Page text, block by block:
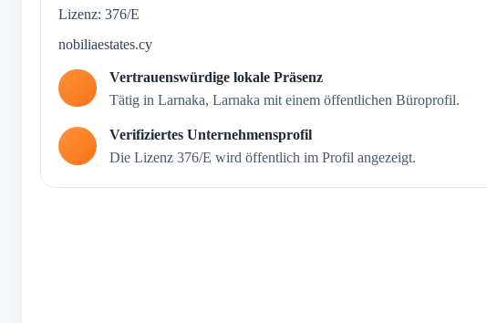
Lizenz: 376/E
nobiliaestates.cy
Vertrauenswürdige lokale Präsenz
Tätig in Larnaka, Larnaka mit einem öffentlichen Büroprofil.
Verifiziertes Unternehmensprofil
Die Lizenz 376/E wird öffentlich im Profil angezeigt.